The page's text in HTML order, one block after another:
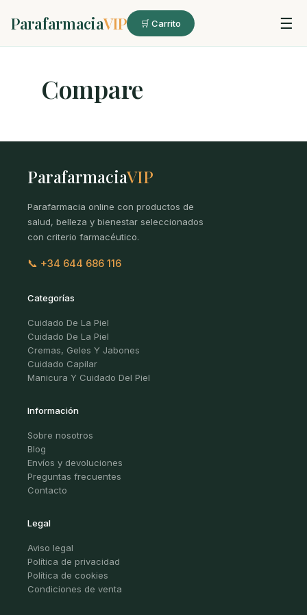
ParafarmaciaVIP 🛒 Carrito ☰
Compare
ParafarmaciaVIP
Parafarmacia online con productos de
salud, belleza y bienestar seleccionados
con criterio farmacéutico.
📞 +34 644 686 116
Categorías
Cuidado De La Piel
Cuidado De La Piel
Cremas, Geles Y Jabones
Cuidado Capilar
Manicura Y Cuidado Del Piel
Información
Sobre nosotros
Blog
Envíos y devoluciones
Preguntas frecuentes
Contacto
Legal
Aviso legal
Política de privacidad
Política de cookies
Condiciones de venta